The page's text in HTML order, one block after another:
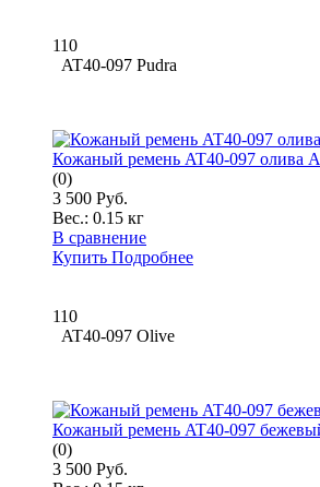
110
AT40-097 Pudra
Кожаный ремень AT40-097 олива
(0)
3 500 Руб.
Вес.: 0.15 кг
В сравнение
Купить Подробнее
110
AT40-097 Olive
Кожаный ремень AT40-097
(0)
3 500 Руб.